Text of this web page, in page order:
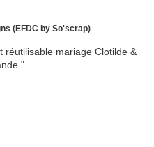
(EFDC by So'scrap)